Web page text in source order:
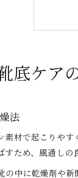
サ
ポ
底ケア
法
材で起こりや
ため、風通しの
の中に乾燥剤や